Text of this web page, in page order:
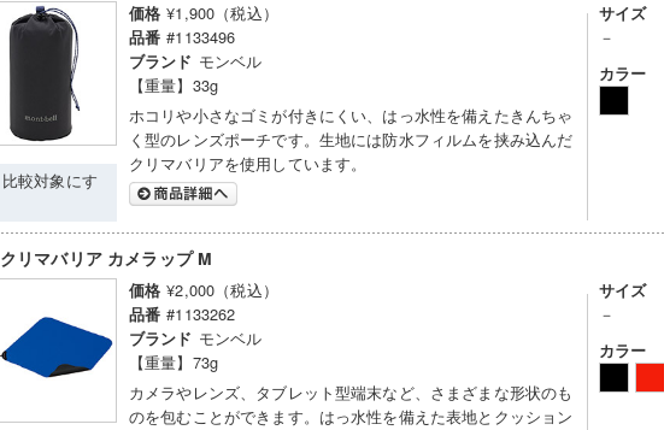
比較対象にす
価格 ¥1,900（税込）
品番 #1133496
ブランド モンベル
【重量】33g
ホコリや小さなゴミが付きにくい、はっ水性を備えたきんちゃ
く型のレンズポーチです。生地には防水フィルムを挟み込んだ
クリマバリアを使用しています。
サイズ
－
カラー
クリマバリア カメラップ M
価格 ¥2,000（税込）
品番 #1133262
ブランド モンベル
【重量】73g
カメラやレンズ、タブレット型端末など、さまざまな形状のも
のを包むことができます。はっ水性を備えた表地とクッション
サイズ
－
カラー